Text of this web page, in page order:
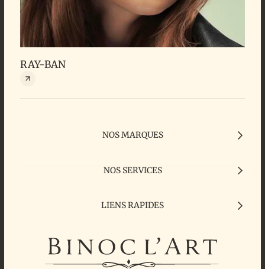
RAY-BAN
NOS MARQUES
NOS SERVICES
LIENS RAPIDES